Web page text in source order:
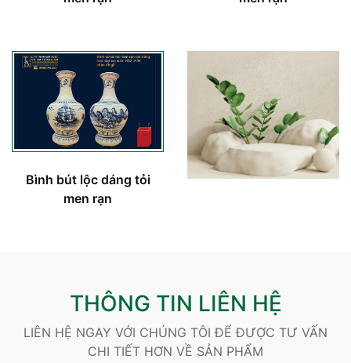
Bình bút lộc dáng tỏi
men rạn
THÔNG TIN LIÊN HỆ
LIÊN HỆ NGAY VỚI CHÚNG TÔI ĐỂ ĐƯỢC TƯ VẤN
CHI TIẾT HƠN VỀ SẢN PHẨM